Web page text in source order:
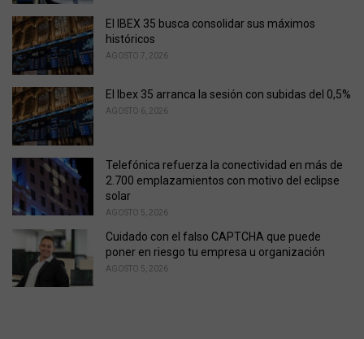
El IBEX 35 busca consolidar sus máximos
históricos
AGOSTO 7, 2026
El Ibex 35 arranca la sesión con subidas del 0,5%
AGOSTO 6, 2026
Telefónica refuerza la conectividad en más de
2.700 emplazamientos con motivo del eclipse
solar
AGOSTO 5, 2026
Cuidado con el falso CAPTCHA que puede
poner en riesgo tu empresa u organización
AGOSTO 5, 2026